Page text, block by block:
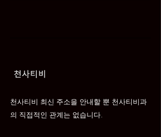
천사티비 최신 주소을 안내할 뿐 천사티비과
의 직접적인 관계는 없습니다.